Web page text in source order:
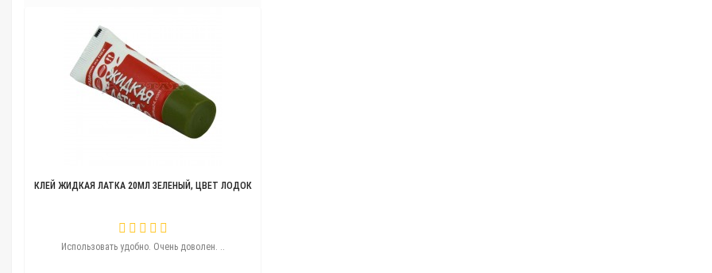
КЛЕЙ ЖИДКАЯ ЛАТКА 20МЛ ЗЕЛЕНЫЙ, ЦВЕТ ЛОДОК
Использовать удобно. Очень доволен. ..